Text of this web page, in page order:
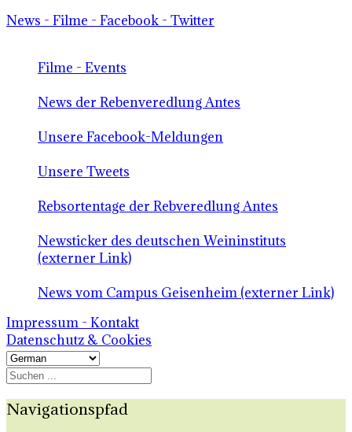
News - Filme - Facebook - Twitter
Filme - Events
News der Rebenveredlung Antes
Unsere Facebook-Meldungen
Unsere Tweets
Rebsortentage der Rebveredlung Antes
Newsticker des deutschen Weininstituts
(externer Link)
News vom Campus Geisenheim (externer Link)
Impressum - Kontakt
Datenschutz & Cookies
Navigationspfad